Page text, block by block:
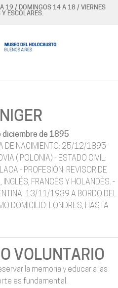
19 / DOMINGOS 14 A 18 / VIERNES
ESCOLARES.
diciembre de 1895
DE NACIMIENTO: 25/12/1895 -
( POLONIA) - ESTADO CIVIL:
- PROFESIÓN: REVISOR DE
FRANCÉS Y HOLANDÉS. -
13/11/1939 A BORDO DEL
DOMICILIO: LONDRES, HASTA
VOLUNTARIO
la memoria y educar a las
es fundamental.